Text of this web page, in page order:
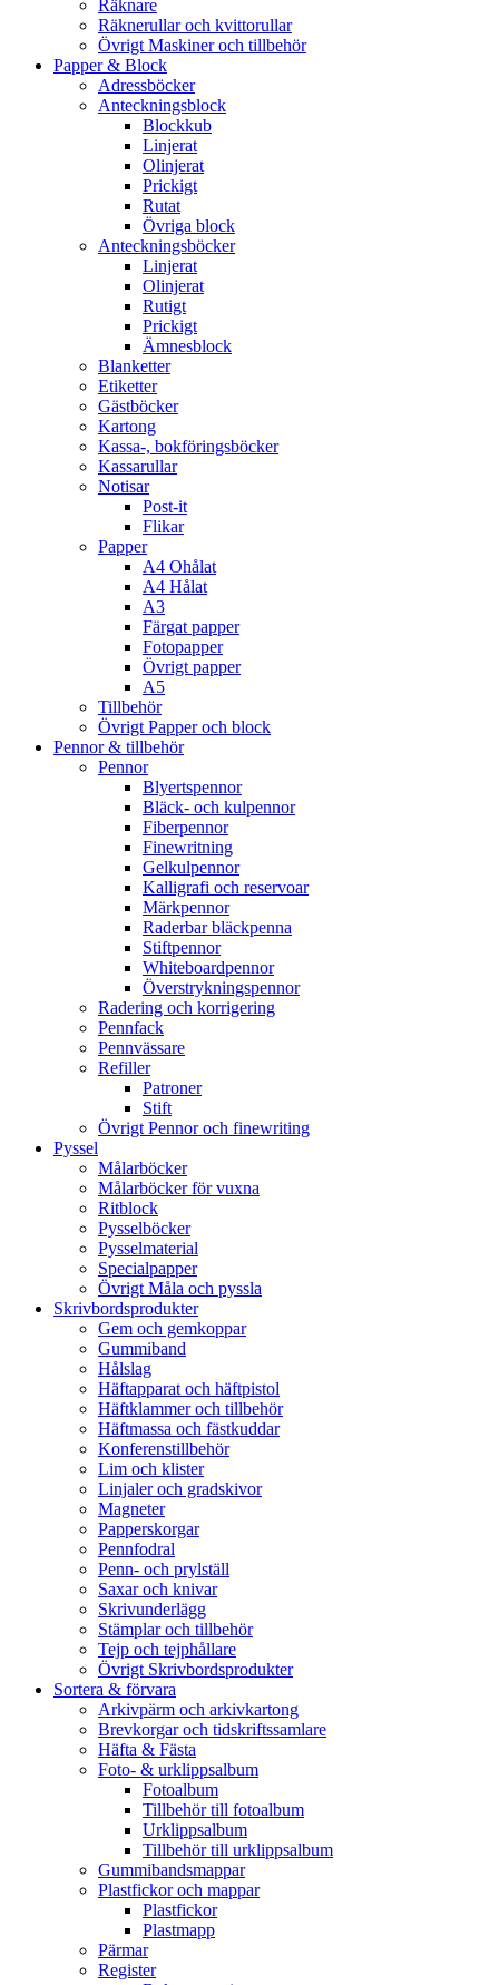
Räknare
Räknerullar och kvittorullar
Övrigt Maskiner och tillbehör
Papper & Block
Adressböcker
Anteckningsblock
Blockkub
Linjerat
Olinjerat
Prickigt
Rutat
Övriga block
Anteckningsböcker
Linjerat
Olinjerat
Rutigt
Prickigt
Ämnesblock
Blanketter
Etiketter
Gästböcker
Kartong
Kassa-, bokföringsböcker
Kassarullar
Notisar
Post-it
Flikar
Papper
A4 Ohålat
A4 Hålat
A3
Färgat papper
Fotopapper
Övrigt papper
A5
Tillbehör
Övrigt Papper och block
Pennor & tillbehör
Pennor
Blyertspennor
Bläck- och kulpennor
Fiberpennor
Finewritning
Gelkulpennor
Kalligrafi och reservoar
Märkpennor
Raderbar bläckpenna
Stiftpennor
Whiteboardpennor
Överstrykningspennor
Radering och korrigering
Pennfack
Pennvässare
Refiller
Patroner
Stift
Övrigt Pennor och finewriting
Pyssel
Målarböcker
Målarböcker för vuxna
Ritblock
Pysselböcker
Pysselmaterial
Specialpapper
Övrigt Måla och pyssla
Skrivbordsprodukter
Gem och gemkoppar
Gummiband
Hålslag
Häftapparat och häftpistol
Häftklammer och tillbehör
Häftmassa och fästkuddar
Konferenstillbehör
Lim och klister
Linjaler och gradskivor
Magneter
Papperskorgar
Pennfodral
Penn- och prylställ
Saxar och knivar
Skrivunderlägg
Stämplar och tillbehör
Tejp och tejphållare
Övrigt Skrivbordsprodukter
Sortera & förvara
Arkivpärm och arkivkartong
Brevkorgar och tidskriftssamlare
Häfta & Fästa
Foto- & urklippsalbum
Fotoalbum
Tillbehör till fotoalbum
Urklippsalbum
Tillbehör till urklippsalbum
Gummibandsmappar
Plastfickor och mappar
Plastfickor
Plastmapp
Pärmar
Register